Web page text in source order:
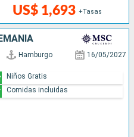
US$ 1,693 +Tasas
Hamburgo 16/05/2027
Niños Gratis
Comidas incluidas